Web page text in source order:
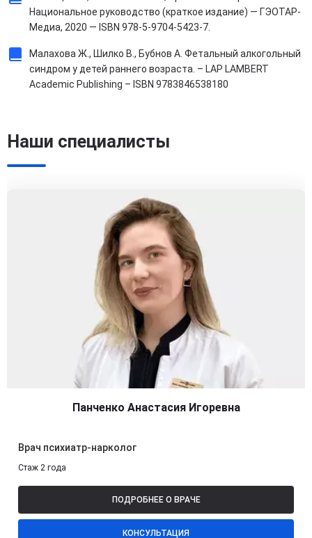
Национальное руководство (краткое издание) — ГЭОТАР-
Медиа, 2020 — ISBN 978-5-9704-5423-7.
Малахова Ж., Шилко В., Бубнов А. Фетальный алкогольный
синдром у детей раннего возраста. – LAP LAMBERT
Academic Publishing – ISBN 9783846538180
Наши специалисты
Панченко Анастасия Игоревна
Врач психиатр-нарколог
Стаж 2 года
ПОДРОБНЕЕ О ВРАЧЕ
КОНСУЛЬТАЦИЯ